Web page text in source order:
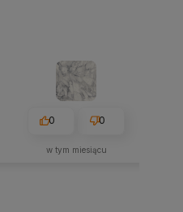
0 0
w tym miesiącu